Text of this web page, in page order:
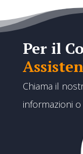
Per il
Chiama il
informazioni